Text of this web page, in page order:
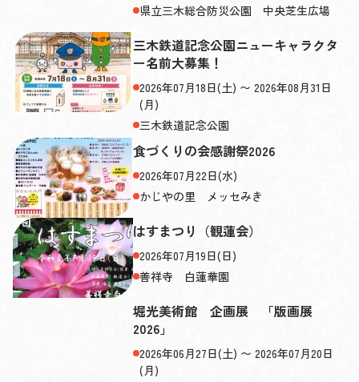
県立三木総合防災公園 中央芝生広場
三木鉄道記念公園ニューキャラクタ
ー名前大募集！
2026年07月18日(土) 〜 2026年08月31日
(月)
三木鉄道記念公園
食づくりの会感謝祭2026
2026年07月22日(水)
かじやの里 メッセみき
はすまつり（観蓮会）
2026年07月19日(日)
善祥寺 白蓮華園
堀光美術館 企画展 「版画展
2026」
2026年06月27日(土) 〜 2026年07月20日
(月)